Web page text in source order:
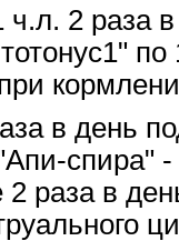
2 раза
в день
спира"
раза в